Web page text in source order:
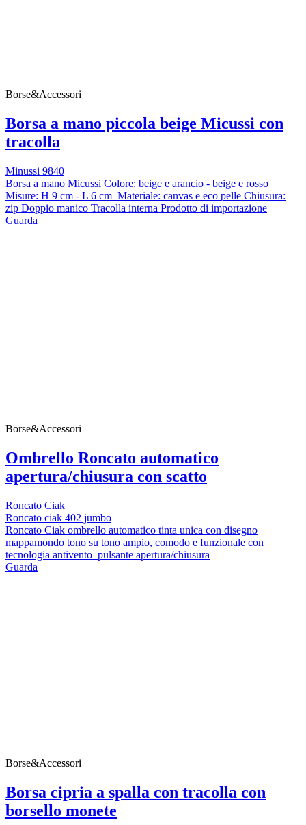
Borse&Accessori
Borsa a mano piccola beige Micussi con
tracolla
Minussi 9840
Borsa a mano Micussi Colore: beige e arancio - beige e rosso
Misure: H 9 cm - L 6 cm Materiale: canvas e eco pelle Chiusura:
zip Doppio manico Tracolla interna Prodotto di importazione
Guarda
Borse&Accessori
Ombrello Roncato automatico
apertura/chiusura con scatto
Roncato Ciak
Roncato ciak 402 jumbo
Roncato Ciak ombrello automatico tinta unica con disegno
mappamondo tono su tono ampio, comodo e funzionale con
tecnologia antivento pulsante apertura/chiusura
Guarda
Borse&Accessori
Borsa cipria a spalla con tracolla con
borsello monete